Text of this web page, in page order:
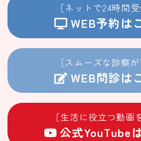
［ネットで24時間受
WEB予約は
［スムーズな診察が
WEB問診は
［生活に役立つ動画
公式YouTube